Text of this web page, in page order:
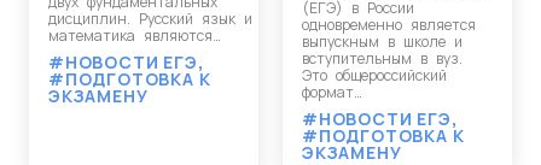
дисциплин. Русский язык и
математика являются…
#НОВОСТИ ЕГЭ,
#ПОДГОТОВКА К
ЭКЗАМЕНУ
(ЕГЭ) в России
одновременно является
выпускным в школе и
вступительным в вуз.
Это общероссийский
формат…
#НОВОСТИ ЕГЭ,
#ПОДГОТОВКА К
ЭКЗАМЕНУ